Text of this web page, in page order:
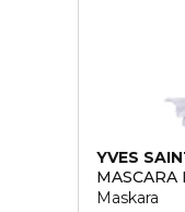
YVES
MASCARA
Maskara